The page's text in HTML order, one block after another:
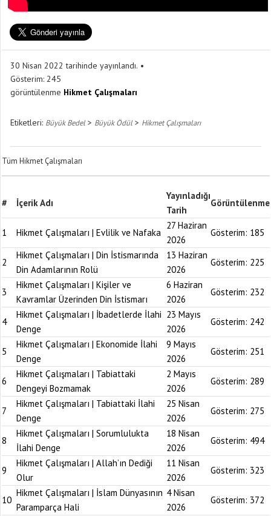
30 Nisan 2022 tarihinde yayınlandı.
Gösterim: 245
görüntülenme Hikmet Çalışmaları
Etiketleri: Büyük Bedel> Büyük Ödül> Hikmet Çalışmaları
Tüm Hikmet Çalışmaları
# İçerik Adı
Yayınladığı
Tarih
Görüntülenme
1 Hikmet Çalışmaları | Evlilik ve Nafaka
27 Haziran
2026
Gösterim: 185
2
Hikmet Çalışmaları | Din İstismarında
Din Adamlarının Rolü
13 Haziran
2026
Gösterim: 225
3
Hikmet Çalışmaları | Kişiler ve
Kavramlar Üzerinden Din İstismarı
6 Haziran
2026
Gösterim: 232
4
Hikmet Çalışmaları | İbadetlerde İlahi
Denge
23 Mayıs
2026
Gösterim: 242
5
Hikmet Çalışmaları | Ekonomide İlahi
Denge
9 Mayıs
2026
Gösterim: 251
6
Hikmet Çalışmaları | Tabiattaki
Dengeyi Bozmamak
2 Mayıs
2026
Gösterim: 289
7
Hikmet Çalışmaları | Tabiattaki İlahi
Denge
25 Nisan
2026
Gösterim: 275
8
Hikmet Çalışmaları | Sorumlulukta
İlahi Denge
18 Nisan
2026
Gösterim: 494
9
Hikmet Çalışmaları | Allah’ın Dediği
Olur
11 Nisan
2026
Gösterim: 323
10
Hikmet Çalışmaları | İslam Dünyasının
Paramparça Hali
4 Nisan
2026
Gösterim: 372